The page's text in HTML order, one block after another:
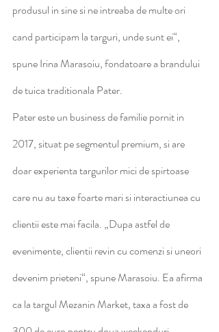
produsul in sine si ne intreaba de multe ori
cand participam la targuri, unde sunt ei“,
spune Irina Marasoiu, fondatoare a brandului
de tuica traditionala Pater.
Pater este un business de familie pornit in
2017, situat pe segmentul premium, si are
doar experienta targurilor mici de spirtoase
care nu au taxe foarte mari si interactiunea cu
clientii este mai facila. „Dupa astfel de
evenimente, clientii revin cu comenzi si uneori
devenim prieteni“, spune Marasoiu. Ea afirma
ca la targul Mezanin Market, taxa a fost de